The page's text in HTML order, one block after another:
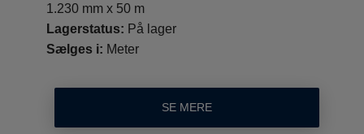
1.230 mm x 50 m
Lagerstatus: På lager
Sælges i: Meter
SE MERE